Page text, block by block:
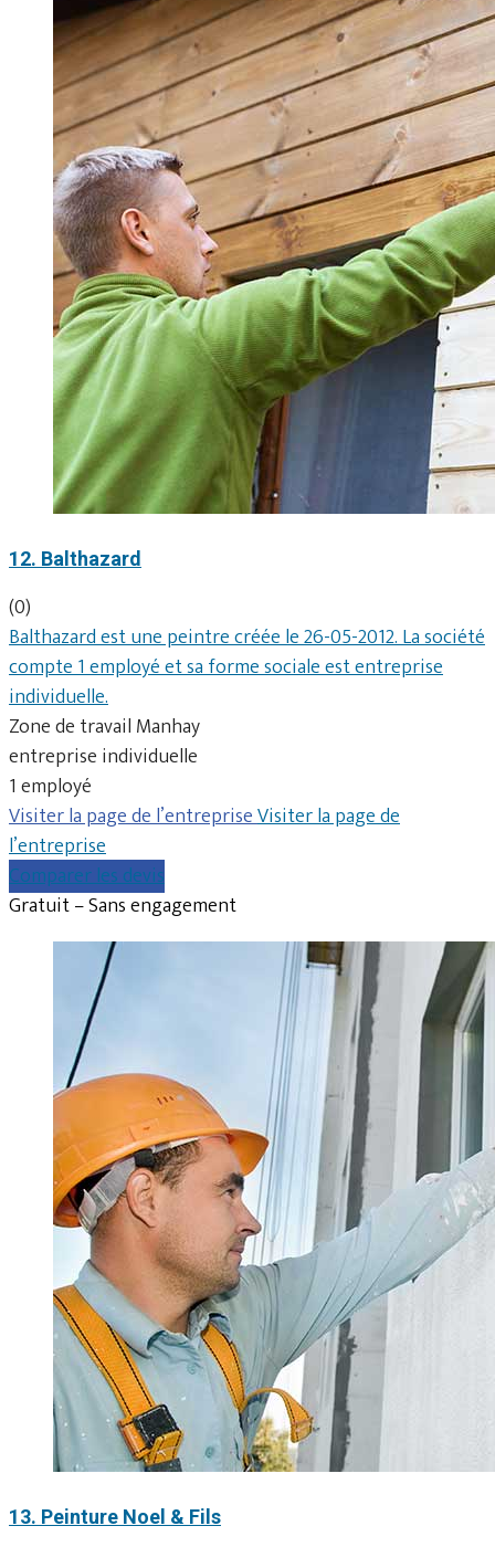
12. Balthazard
(0)
Balthazard est une peintre créée le 26-05-2012. La société
compte 1 employé et sa forme sociale est entreprise
individuelle.
Zone de travail Manhay
entreprise individuelle
1 employé
Visiter la page de l’entrepriseVisiter la page de
l’entreprise
Comparer les devis
Gratuit – Sans engagement
13. Peinture Noel & Fils